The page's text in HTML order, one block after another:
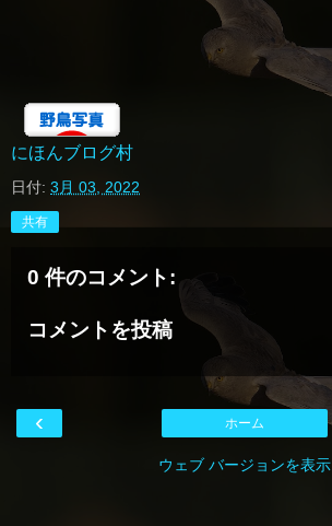
にほんブログ村
日付: 3月 03, 2022
共有
0 件のコメント:
コメントを投稿
‹ ホーム
ウェブ バージョンを表示